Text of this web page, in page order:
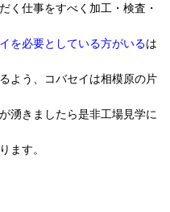
く仕事をすべく加工・検査・
を必要としている方がいるは
よう、コバセイは相模原の片
湧きましたら是非工場見学に
ます。